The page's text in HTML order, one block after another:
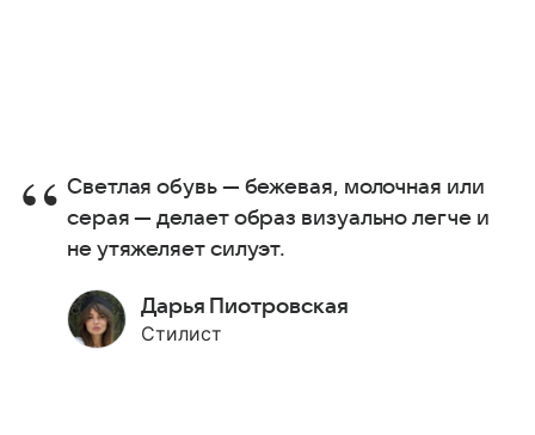
Светлая обувь — бежевая, молочная или
серая — делает образ визуально легче и
не утяжеляет силуэт.
Дарья Пиотровская
Стилист